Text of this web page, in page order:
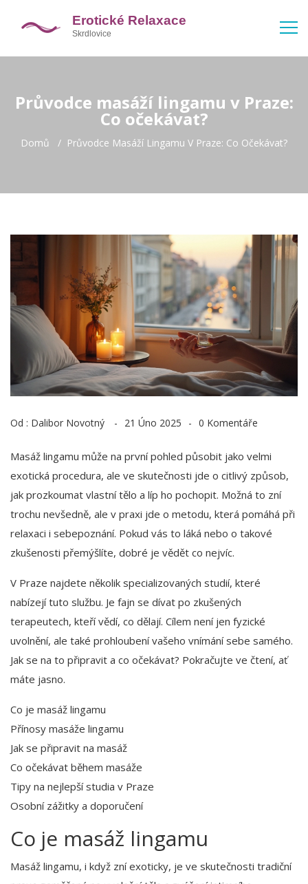
Průvodce masáží lingamu v Praze:
Co očekávat?
Domů Průvodce Masáží Lingamu V Praze: Co Očekávat?
Od : Dalibor Novotný 21 Úno 2025 0 Komentáře
Masáž lingamu může na první pohled působit jako velmi
exotická procedura, ale ve skutečnosti jde o citlivý způsob,
jak prozkoumat vlastní tělo a líp ho pochopit. Možná to zní
trochu nevšedně, ale v praxi jde o metodu, která pomáhá při
relaxaci i sebepoznání. Pokud vás to láká nebo o takové
zkušenosti přemýšlíte, dobré je vědět co nejvíc.
V Praze najdete několik specializovaných studií, které
nabízejí tuto službu. Je fajn se dívat po zkušených
terapeutech, kteří vědí, co dělají. Cílem není jen fyzické
uvolnění, ale také prohloubení vašeho vnímání sebe samého.
Jak se na to připravit a co očekávat? Pokračujte ve čtení, ať
máte jasno.
Co je masáž lingamu
Přínosy masáže lingamu
Jak se připravit na masáž
Co očekávat během masáže
Tipy na nejlepší studia v Praze
Osobní zážitky a doporučení
Co je masáž lingamu
Masáž lingamu, i když zní exoticky, je ve skutečnosti tradiční